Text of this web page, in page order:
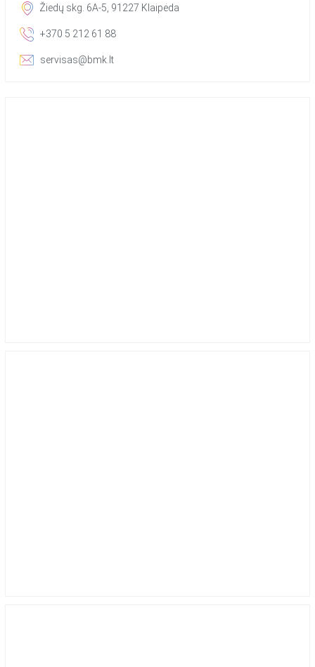
Žiedų skg. 6A-5, 91227 Klaipėda
+370 5 212 61 88
servisas@bmk.lt